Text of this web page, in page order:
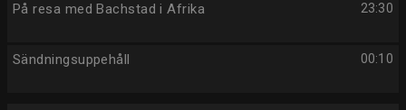
23:30
På resa med Bachstad i Afrika
00:10
Sändningsuppehåll